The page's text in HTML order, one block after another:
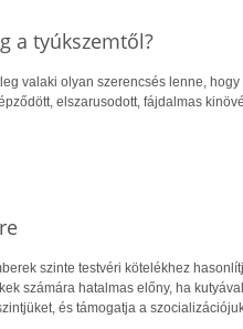
a tyúkszemtől?
valaki olyan szerencsés lenne,
elszarusodott, fájdalmas
szinte testvéri kötelékhez
számára hatalmas előny, ha
és támogatja a